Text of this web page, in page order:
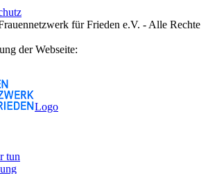
für Frieden e.V. - Alle Rechte
der Webseite:
Logo
tun